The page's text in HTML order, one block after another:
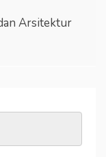
Arsitektur